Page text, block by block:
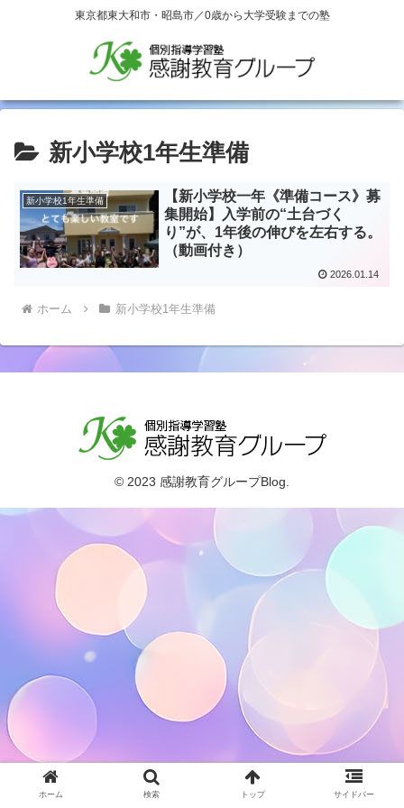
東京都東大和市・昭島市／0歳から大学受験までの塾
新小学校1年生準備
新小学校1年生準備
【新小学校一年《準備コース》募
集開始】入学前の“土台づく
り”が、1年後の伸びを左右する。
（動画付き）
2026.01.14
ホーム 新小学校1年生準備
© 2023 感謝教育グループBlog.
ホーム 検索 トップ サイドバー